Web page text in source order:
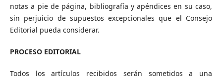
notas a pie de página, bibliografía y apéndices en su caso,
sin perjuicio de supuestos excepcionales que el Consejo
Editorial pueda considerar.
PROCESO EDITORIAL
Todos los artículos recibidos serán sometidos a una